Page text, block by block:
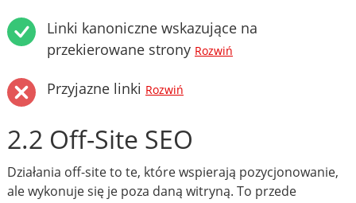
Linki kanoniczne wskazujące na
przekierowane strony Rozwiń
Przyjazne linki Rozwiń
2.2 Off-Site SEO
Działania off-site to te, które wspierają pozycjonowanie,
ale wykonuje się je poza daną witryną. To przede